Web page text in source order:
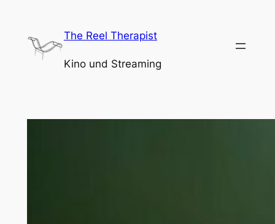
springen
The Reel Therapist
Kino und Streaming